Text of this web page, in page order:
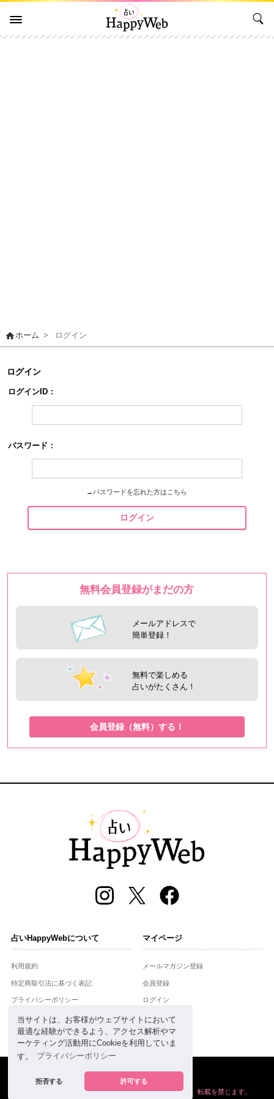
当サイトは、お客様がウェブサイトにおいて
最適な経験ができるよう、アクセス解析やマ
ーケティング活動用にCookieを利用していま
す。
プライバシーポリシー
拒否する 許可する
homeホーム > ログイン
ログイン
ログインID：
パスワード：
→ パスワードを忘れた方はこちら
ログイン
無料会員登録がまだの方
メールアドレスで
簡単登録！
無料で楽しめる
占いがたくさん！
会員登録（無料）する！
占いHappyWebについて
利用規約
特定商取引法に基づく表記
プライバシーポリシー
運営会社
お問合せ
マイページ
メールマガジン登録
会員登録
ログイン
powered by
掲載の情報や画像など、すべてのコンテンツの無断複写、転載を禁じます。